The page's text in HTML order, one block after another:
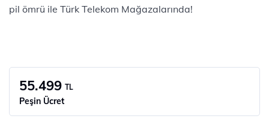
pil ömrü ile Türk Telekom Mağazalarında!
55.499 TL
Peşin Ücret